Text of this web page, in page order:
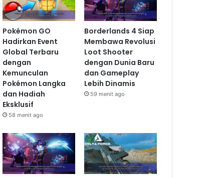
Pokémon GO
Hadirkan Event
Global Terbaru
dengan
Kemunculan
Pokémon Langka
dan Hadiah
Eksklusif
58 menit ago
Borderlands 4 Siap
Membawa Revolusi
Loot Shooter
dengan Dunia Baru
dan Gameplay
Lebih Dinamis
59 menit ago